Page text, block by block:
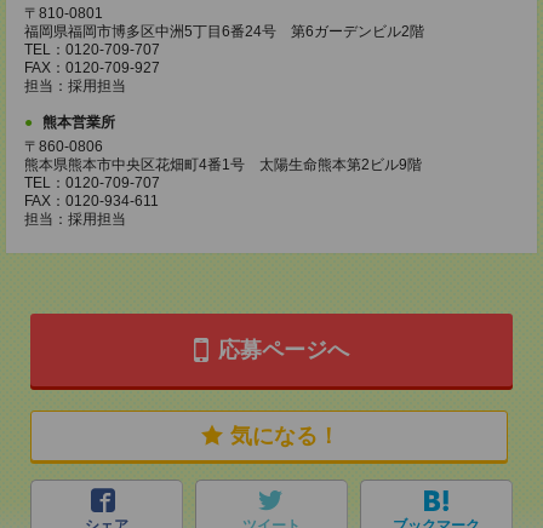
〒810-0801
福岡県福岡市博多区中洲5丁目6番24号 第6ガーデンビル2階
TEL：0120-709-707
FAX：0120-709-927
担当：採用担当
熊本営業所
〒860-0806
熊本県熊本市中央区花畑町4番1号 太陽生命熊本第2ビル9階
TEL：0120-709-707
FAX：0120-934-611
担当：採用担当
応募ページへ
気になる！